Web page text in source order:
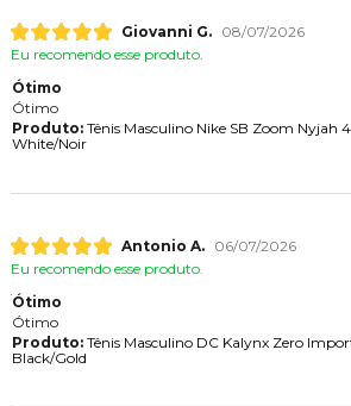
Giovanni G.
08/07/2026
Eu recomendo esse produto.
Ótimo
Ótimo
Produto:Tênis Masculino Nike SB Zoom Nyjah
White/Noir
Antonio A.
06/07/2026
Eu recomendo esse produto.
Ótimo
Ótimo
Produto:Tênis Masculino DC Kalynx Zero
Black/Gold